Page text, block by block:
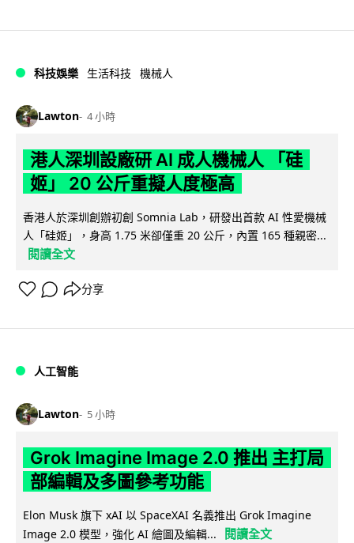
科技娛樂 生活科技 機械人
Lawton 4 小時
港人深圳設廠研 AI 成人機械人 「硅
姬」 20 公斤重擬人度極高
香港人於深圳創辦初創 Somnia Lab，研發出首款 AI 性愛機械
人「硅姬」，身高 1.75 米卻僅重 20 公斤，內置 165 種親密...
閱讀全文
分享
人工智能
Lawton 5 小時
Grok Imagine Image 2.0 推出 主打局
部編輯及多圖參考功能
Elon Musk 旗下 xAI 以 SpaceXAI 名義推出 Grok Imagine
Image 2.0 模型，強化 AI 繪圖及編輯...
閱讀全文